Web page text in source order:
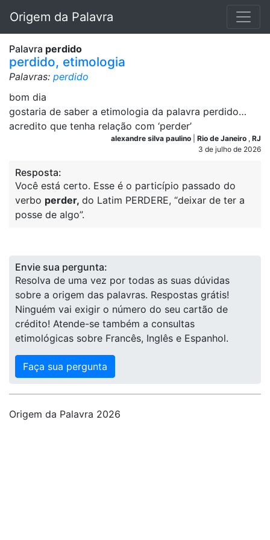
Origem da Palavra
Palavra perdido
perdido, etimologia
Palavras: perdido
bom dia
gostaria de saber a etimologia da palavra perdido…
acredito que tenha relação com ‘perder’
alexandre silva paulino Rio de Janeiro , RJ
3 de julho de 2026
Resposta:
Você está certo. Esse é o particípio passado do
verbo perder, do Latim PERDERE, “deixar de ter a
posse de algo”.
Envie sua pergunta:
Resolva de uma vez por todas as suas dúvidas
sobre a origem das palavras. Respostas grátis!
Ninguém vai exigir o número do seu cartão de
crédito! Atende-se também a consultas
etimológicas sobre Francês, Inglês e Espanhol.
Faça sua pergunta
Origem da Palavra 2026